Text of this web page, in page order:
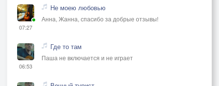
07:27
Не моею любовью
Анна, Жанна, спасибо за добрые отзывы!
06:53
Где то там
Паша не включается и не играет